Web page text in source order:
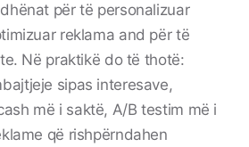
për të personalizuar
reklama and për të
Në praktikë do të thotë:
sipas interesave,
më i saktë, A/B testim më i
që rishpërndahen